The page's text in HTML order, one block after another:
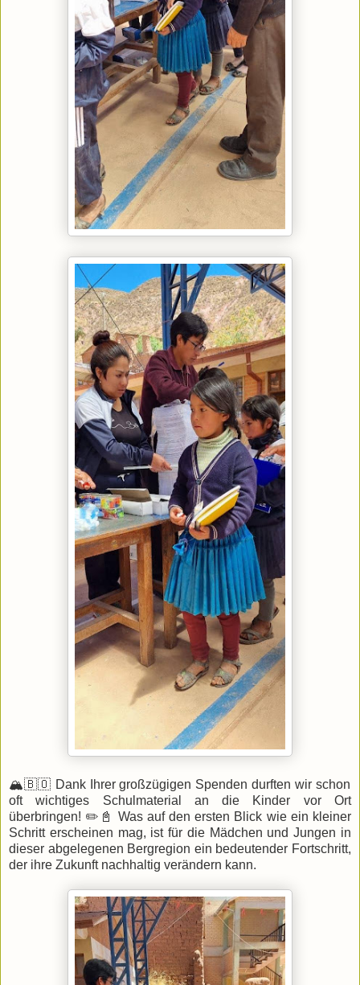
🏔️🇧🇴 Dank Ihrer großzügigen Spenden durften wir schon
oft wichtiges Schulmaterial an die Kinder vor Ort
überbringen! ✏️📓 Was auf den ersten Blick wie ein kleiner
Schritt erscheinen mag, ist für die Mädchen und Jungen in
dieser abgelegenen Bergregion ein bedeutender Fortschritt,
der ihre Zukunft nachhaltig verändern kann.